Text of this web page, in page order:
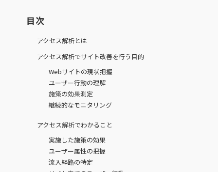
目次
アクセス解析とは
アクセス解析でサイト改善を行う目的
Webサイトの現状把握
ユーザー行動の理解
施策の効果測定
継続的なモニタリング
アクセス解析でわかること
実施した施策の効果
ユーザー属性の把握
流入経路の特定